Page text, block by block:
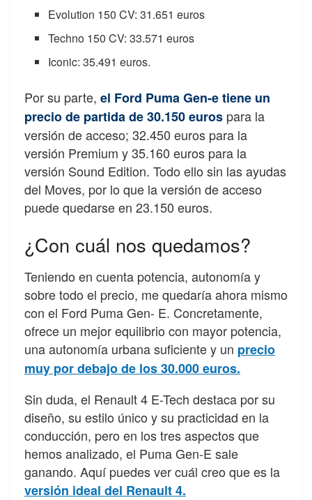
Evolution 150 CV: 31.651 euros
Techno 150 CV: 33.571 euros
Iconic: 35.491 euros.
Por su parte, el Ford Puma Gen-e tiene un
precio de partida de 30.150 euros para la
versión de acceso; 32.450 euros para la
versión Premium y 35.160 euros para la
versión Sound Edition. Todo ello sin las ayudas
del Moves, por lo que la versión de acceso
puede quedarse en 23.150 euros.
¿Con cuál nos quedamos?
Teniendo en cuenta potencia, autonomía y
sobre todo el precio, me quedaría ahora mismo
con el Ford Puma Gen- E. Concretamente,
ofrece un mejor equilibrio con mayor potencia,
una autonomía urbana suficiente y un precio
muy por debajo de los 30.000 euros.
Sin duda, el Renault 4 E-Tech destaca por su
diseño, su estilo único y su practicidad en la
conducción, pero en los tres aspectos que
hemos analizado, el Puma Gen-E sale
ganando. Aquí puedes ver cuál creo que es la
versión ideal del Renault 4.